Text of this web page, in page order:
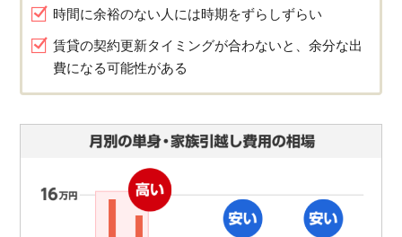
時間に余裕のない人には時期をずらしずらい
賃貸の契約更新タイミングが合わないと、余分な出
費になる可能性がある